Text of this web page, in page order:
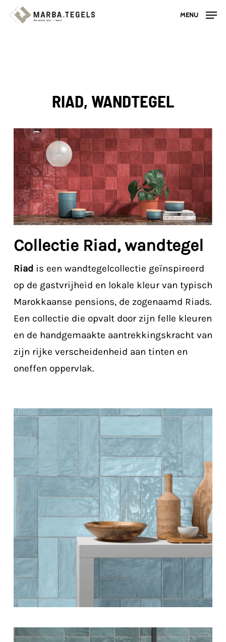
Skip
MENU
RIAD, WANDTEGEL
Collectie Riad, wandtegel
Riadis een wandtegelcollectie geïnspireerd
op de gastvrijheid en lokale kleur van typisch
Marokkaanse pensions, de zogenaamd Riads.
Een collectie die opvalt door zijn felle kleuren
en de handgemaakte aantrekkingskracht van
zijn rijke verscheidenheid aan tinten en
oneffen oppervlak.